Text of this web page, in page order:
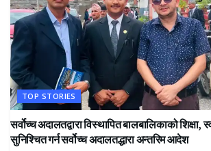
TOP STORIES
सर्वोच्च अदालतद्वारा विस्थापित बालबालिकाको शिक्षा,
सुनिश्चित गर्न सर्वोच्च अदालतद्धारा अन्तरिम आदेश